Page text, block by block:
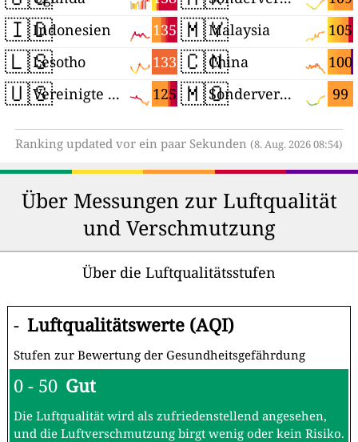
🇮🇩 135
Indonesien
🇱🇸 133
Lesotho
🇺🇸 125
Vereinigte Staaten
🇲🇾 105
Malaysia
🇨🇳 100
China
🇲🇴 99
Sonderverwaltungsregion Macau
Ranking updated vor ein paar Sekunden (8. Aug. 2026 08:54)
Über Messungen zur Luftqualität
und Verschmutzung
Über die Luftqualitätsstufen
- Luftqualitätswerte (AQI)
Stufen zur Bewertung der Gesundheitsgefährdung
0 - 50 Gut
Die Luftqualität wird als zufriedenstellend angesehen,
und die Luftverschmutzung birgt wenig oder kein Risiko.